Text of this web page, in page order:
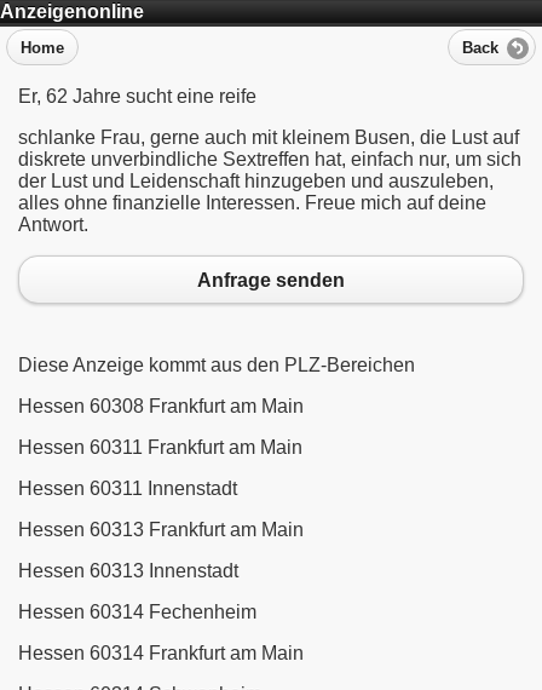
Anzeigenonline
Home Back
Er, 62 Jahre sucht eine reife
schlanke Frau, gerne auch mit kleinem Busen, die Lust auf
diskrete unverbindliche Sextreffen hat, einfach nur, um sich
der Lust und Leidenschaft hinzugeben und auszuleben,
alles ohne finanzielle Interessen. Freue mich auf deine
Antwort.
Anfrage senden
Diese Anzeige kommt aus den PLZ-Bereichen
Hessen 60308 Frankfurt am Main
Hessen 60311 Frankfurt am Main
Hessen 60311 Innenstadt
Hessen 60313 Frankfurt am Main
Hessen 60313 Innenstadt
Hessen 60314 Fechenheim
Hessen 60314 Frankfurt am Main